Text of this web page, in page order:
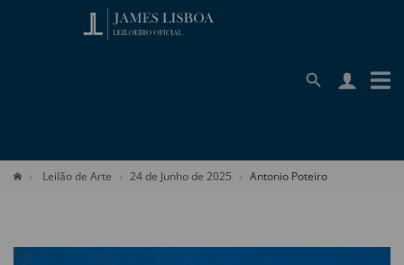
Leilão de Arte 24 de Junho de 2025 Antonio Poteiro